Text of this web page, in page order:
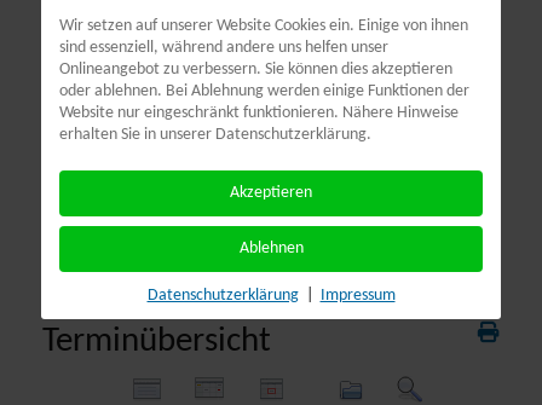
Terminübersicht
Wir setzen auf unserer Website Cookies ein. Einige von ihnen
sind essenziell, während andere uns helfen unser
Onlineangebot zu verbessern. Sie können dies akzeptieren
oder ablehnen. Bei Ablehnung werden einige Funktionen der
Website nur eingeschränkt funktionieren. Nähere Hinweise
erhalten Sie in unserer Datenschutzerklärung.
Akzeptieren
Ablehnen
Datenschutzerklärung Impressum